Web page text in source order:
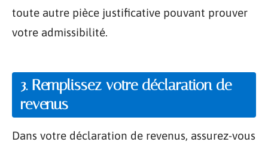
toute autre pièce justificative pouvant prouver
votre admissibilité.
3. Remplissez votre déclaration de
revenus
Dans votre déclaration de revenus, assurez-vous